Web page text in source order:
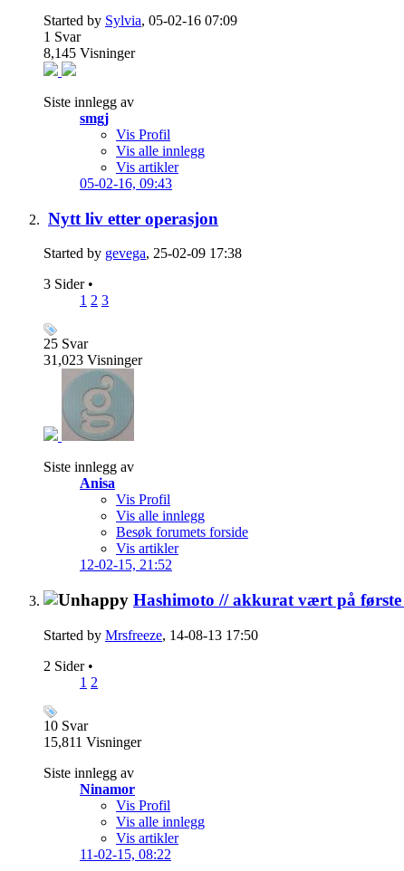
Started by Sylvia, 05-02-16 07:09
1 Svar
8,145 Visninger
Siste innlegg av
smgj
Vis Profil
Vis alle innlegg
Vis artikler
05-02-16, 09:43
Nytt liv etter operasjon
Started by gevega, 25-02-09 17:38
3 Sider •
1 2 3
25 Svar
31,023 Visninger
Siste innlegg av
Anisa
Vis Profil
Vis alle innlegg
Besøk forumets forside
Vis artikler
12-02-15, 21:52
Hashimoto // akkurat vært på
Started by Mrsfreeze, 14-08-13 17:50
2 Sider •
1 2
10 Svar
15,811 Visninger
Siste innlegg av
Ninamor
Vis Profil
Vis alle innlegg
Vis artikler
11-02-15, 08:22